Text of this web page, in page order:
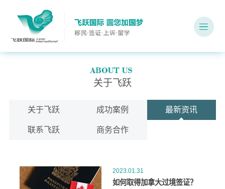
关于飞跃
关于飞跃 成功案例 最新资讯
联系飞跃 商务合作
2023.01.31
如何取得加拿大过境签证？